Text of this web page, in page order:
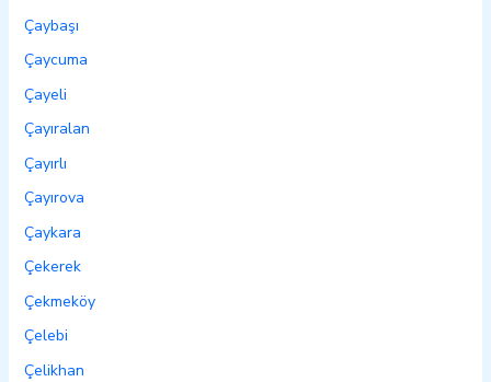
Çaybaşı
Çaycuma
Çayeli
Çayıralan
Çayırlı
Çayırova
Çaykara
Çekerek
Çekmeköy
Çelebi
Çelikhan